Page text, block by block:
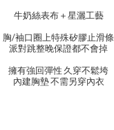
牛奶絲表布＋星灑工藝
胸/袖口圈上特殊矽膠止滑條
派對跳整晚保證都不會掉
擁有強回彈性 久穿不鬆垮
內建胸墊 不需另穿內衣